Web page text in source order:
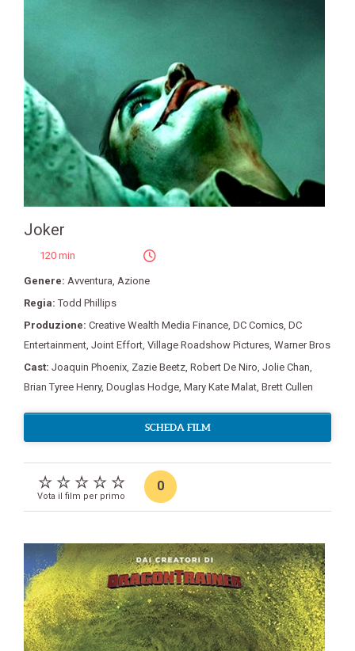
Joker
120 min
Genere: Avventura Azione
Regia:Todd Phillips
Produzione: Creative Wealth Media Finance DC Comics DC
Entertainment Joint Effort Village Roadshow Pictures Warner Bros
Cast: Joaquin Phoenix Zazie Beetz Robert De Niro Jolie Chan
Brian Tyree Henry, Douglas Hodge Mary Kate Malat Brett Cullen
SCHEDA FILM
Vota il film per primo
0